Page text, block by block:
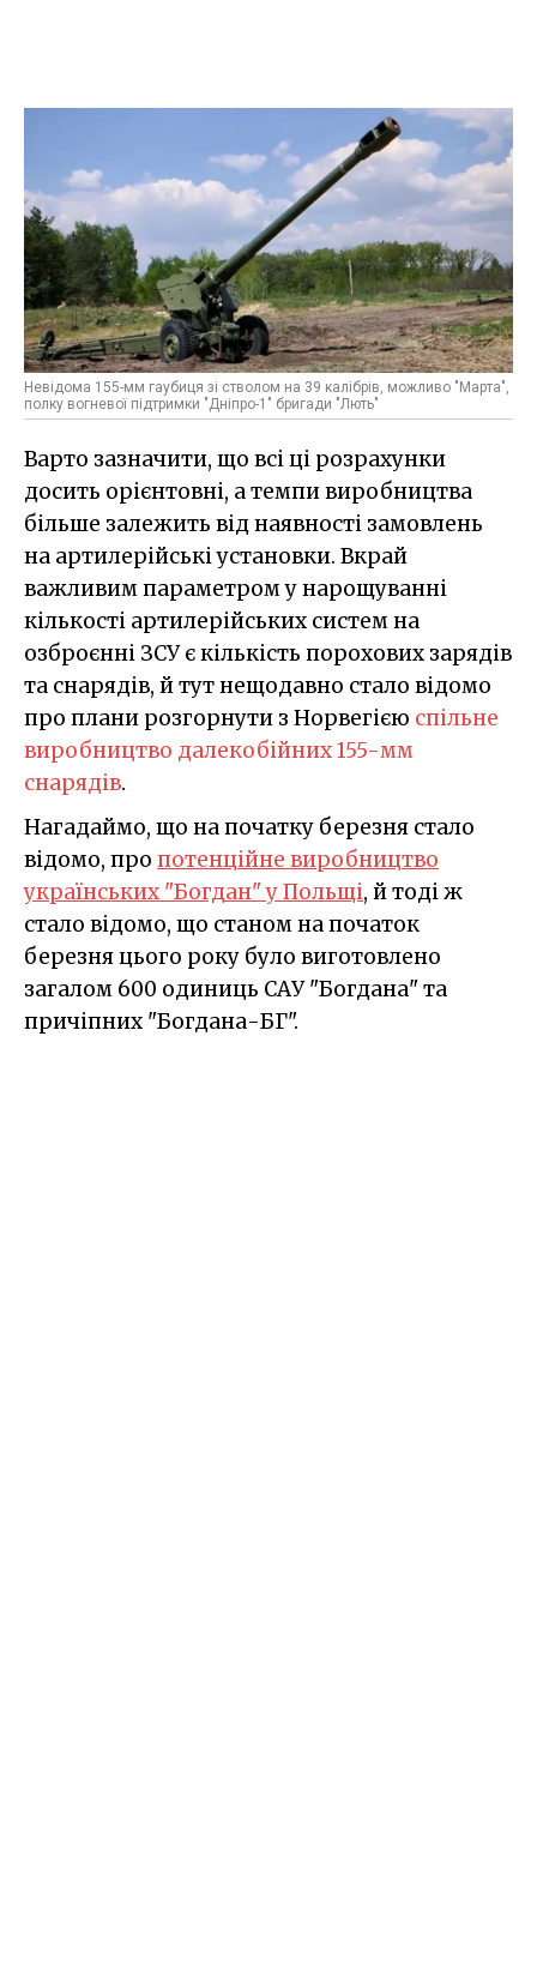
Невідома 155-мм гаубиця зі стволом на 39 калібрів, можливо "Марта",
полку вогневої підтримки "Дніпро-1" бригади "Лють"
Варто зазначити, що всі ці розрахунки
досить орієнтовні, а темпи виробництва
більше залежить від наявності замовлень
на артилерійські установки. Вкрай
важливим параметром у нарощуванні
кількості артилерійських систем на
озброєнні ЗСУ є кількість порохових зарядів
та снарядів, й тут нещодавно стало відомо
про плани розгорнути з Норвегією спільне
виробництво далекобійних 155-мм
снарядів.
Нагадаймо, що на початку березня стало
відомо, про потенційне виробництво
українських "Богдан" у Польщі, й тоді ж
стало відомо, що станом на початок
березня цього року було виготовлено
загалом 600 одиниць САУ "Богдана" та
причіпних "Богдана-БГ".